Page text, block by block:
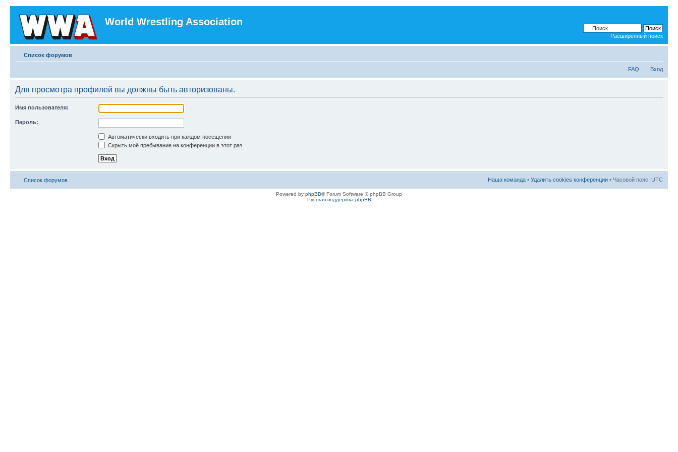
World Wrestling Association
Расширенный поиск
Список форумов
FAQ Вход
Для просмотра профилей вы должны быть авторизованы.
Имя пользователя:
Пароль:
Автоматически входить при каждом посещении
Скрыть моё пребывание на конференции в этот раз
Список форумов Наша команда • Удалить cookies конференции • Часовой пояс: UTC
Powered by phpBB® Forum Software © phpBB Group
Русская поддержка phpBB